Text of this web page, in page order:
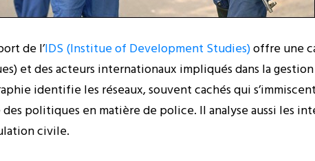
de l’IDS (Institue of Development Studies)offre une
et des acteurs internationaux impliqués dans la
identifie les réseaux, souvent cachés qui
politiques en matière de police. Il analyse aussi les
civile.